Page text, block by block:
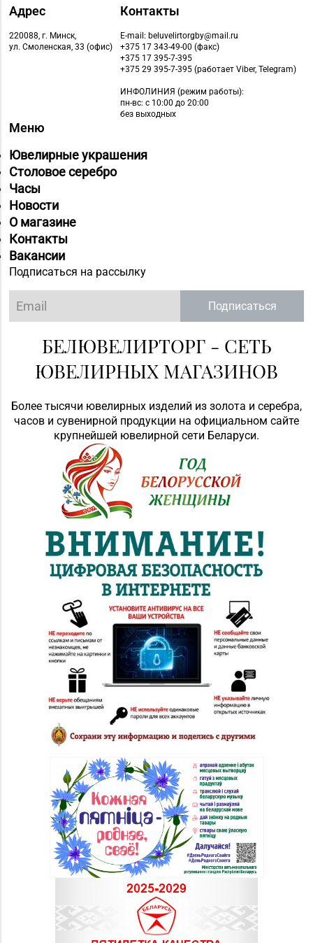
Адрес
220088, г. Минск,
ул. Смоленская, 33 (офис)
Контакты
E-mail: beluvelirtorgby@mail.ru
+375 17 343-49-00 (факс)
+375 17 395-7-395
+375 29 395-7-395 (работает Viber, Telegram)
ИНФОЛИНИЯ (режим работы):
пн-вс: с 10:00 до 20:00
без выходных
Меню
Ювелирные украшения
Столовое серебро
Часы
Новости
О магазине
Контакты
Вакансии
Подписаться на рассылку
Подписаться
БЕЛЮВЕЛИРТОРГ - СЕТЬ
ЮВЕЛИРНЫХ МАГАЗИНОВ
Более тысячи ювелирных изделий из золота и серебра,
часов и сувенирной продукции на официальном сайте
крупнейшей ювелирной сети Беларуси.